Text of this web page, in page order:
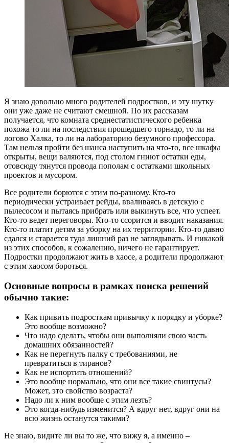
Я знаю довольно много родителей подростков, и эту шутку
они уже даже не считают смешной. По их рассказам
получается, что комната среднестатистического ребенка
похожа то ли на последствия прошедшего торнадо, то ли на
логово Халка, то ли на лабораторию безумного профессора.
Там нельзя пройти без шанса наступить на что-то, все шкафы
открыты, вещи валяются, под столом гниют остатки еды,
отовсюду тянутся провода пополам с остатками школьных
проектов и мусором.
Все родители борются с этим по-разному. Кто-то
периодически устраивает рейды, вваливаясь в детскую с
пылесосом и пытаясь прибрать или выкинуть все, что успеет.
Кто-то ведет переговоры. Кто-то ссорится и вводит наказания.
Кто-то платит детям за уборку на их территории. Кто-то давно
сдался и старается туда лишний раз не заглядывать. И никакой
из этих способов, к сожалению, ничего не гарантирует.
Подростки продолжают жить в хаосе, а родители продолжают
с этим хаосом бороться.
Основные вопросы в рамках поиска решений
обычно такие:
Как привить подросткам привычку к порядку и уборке?
Это вообще возможно?
Что надо сделать, чтобы они выполняли свою часть
домашних обязанностей?
Как не перегнуть палку с требованиями, не
превратиться в тиранов?
Как не испортить отношений?
Это вообще нормально, что они все такие свинтусы?
Может, это свойство возраста?
Надо ли к ним вообще с этим лезть?
Это когда-нибудь изменится? А вдруг нет, вдруг они на
всю жизнь останутся такими?
Не знаю, видите ли вы то же, что вижу я, а именно –